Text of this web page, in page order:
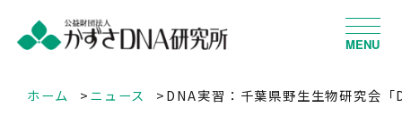
MENU
ホーム ニュース DNA実習：千葉県野生生物研究会